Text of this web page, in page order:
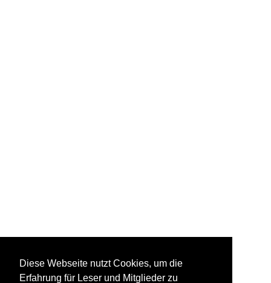
Diese Webseite nutzt Cookies, um die
Erfahrung für Leser und Mitglieder zu